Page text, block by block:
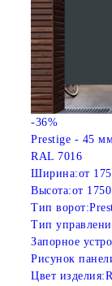
-36%
Prestige - 45
RAL 7016
Ширина:от
Высота:от
Тип ворот:
Тип
Запорное
Рисунок
Цвет изделия: